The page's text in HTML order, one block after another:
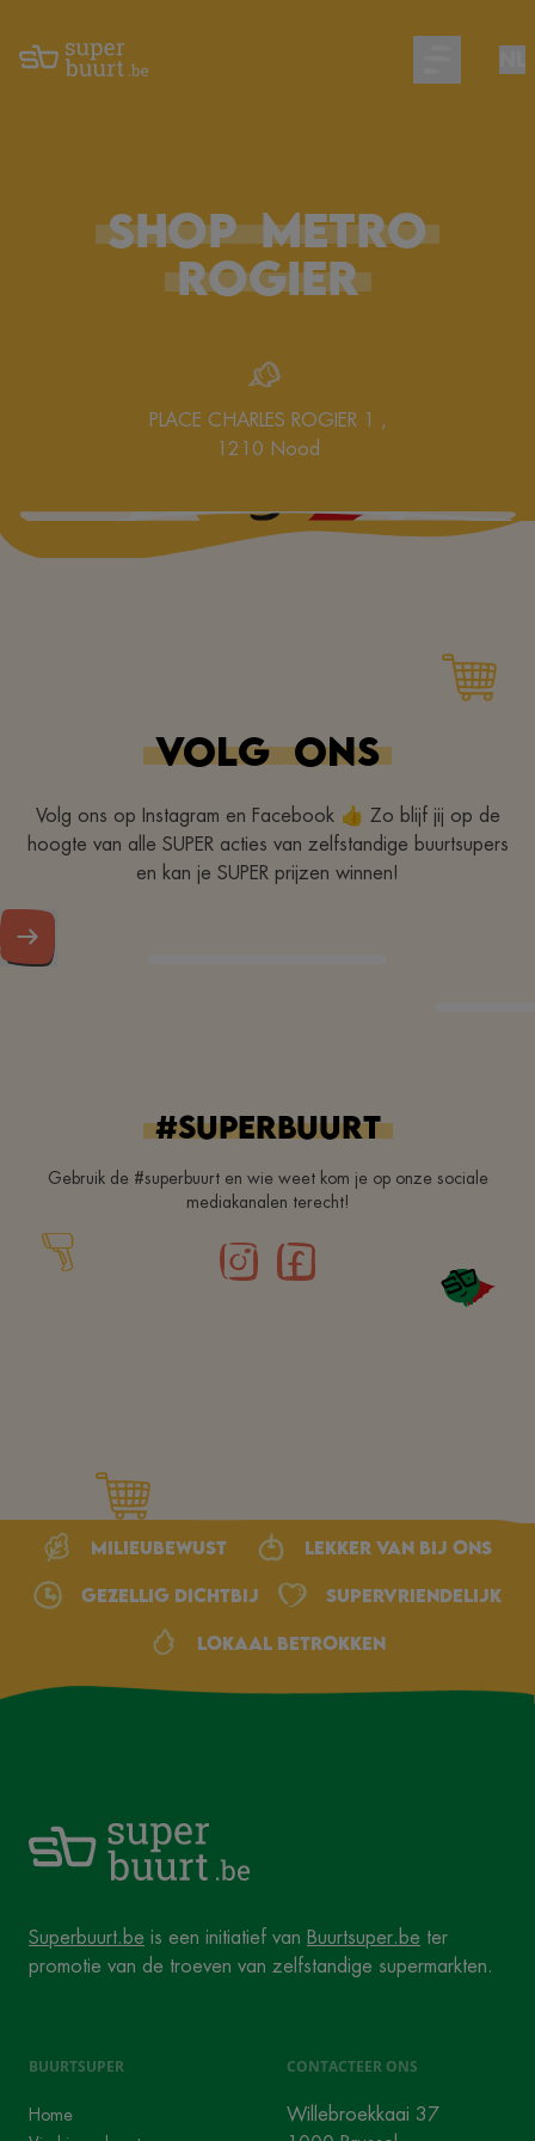
Open main
SHOP METRO
ROGIER
PLACE CHARLES ROGIER 1 ,
1210 Nood
VOLG ONS
Volg ons op Instagram en Facebook 👍 Zo blijf jij op de
hoogte van alle SUPER acties van zelfstandige buurtsupers
en kan je SUPER prijzen winnen!
#superbuurt
Gebruik de #superbuurt en wie weet kom je op onze sociale
mediakanalen terecht!
Milieubewust Lekker van bij ons
Gezellig dichtbij Supervriendelijk
Lokaal betrokken
Superbuurt.be is een initiatief van Buurtsuper.be ter
promotie van de troeven van zelfstandige supermarkten.
BUURTSUPER
Home
CONTACTEER ONS
Willebroekkaai 37